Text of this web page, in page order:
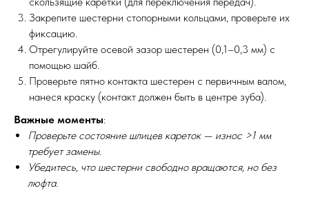
Закрепите шестерни стопорными кольцами, проверьте их
фиксацию.
Отрегулируйте осевой зазор шестерен (0,1–0,3 мм) с
помощью шайб.
Проверьте пятно контакта шестерен с первичным валом,
нанеся краску (контакт должен быть в центре зуба).
Важные моменты:
Проверьте состояние шлицев кареток — износ >1 мм
требует замены.
Убедитесь, что шестерни свободно вращаются, но без
люфта.